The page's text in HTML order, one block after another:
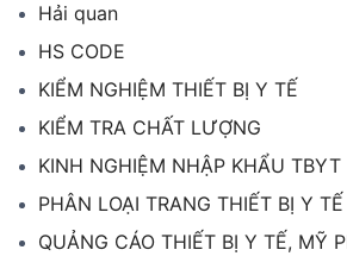
Hải quan
HS CODE
KIỂM NGHIỆM THIẾT BỊ Y TẾ
KIỂM TRA CHẤT LƯỢNG
KINH NGHIỆM NHẬP KHẨU TBYT
PHÂN LOẠI TRANG THIẾT BỊ Y TẾ
QUẢNG CÁO THIẾT BỊ Y TẾ, MỸ